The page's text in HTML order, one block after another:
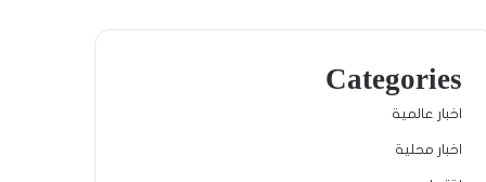
Categories
اخبار عالمية
اخبار محلية